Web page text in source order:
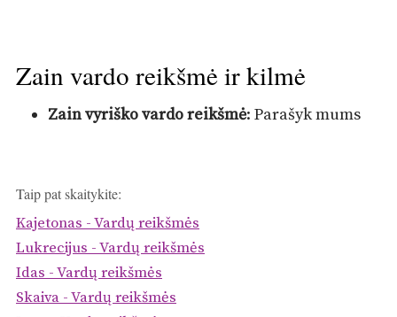
Zain vardo reikšmė ir kilmė
Zain vyriško vardo reikšmė: Parašyk mums
Taip pat skaitykite:
Kajetonas - Vardų reikšmės
Lukrecijus - Vardų reikšmės
Idas - Vardų reikšmės
Skaiva - Vardų reikšmės